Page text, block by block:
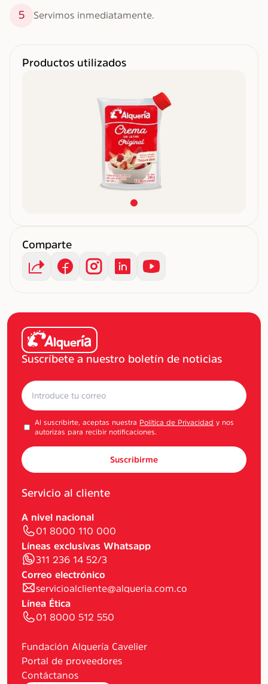
5 Servimos inmediatamente.
Productos utilizados
Comparte
Suscríbete a nuestro boletín de noticias
Al suscribirte, aceptas nuestra Política de Privacidad y nos
autorizas para recibir notificaciones.
Suscribirme
Servicio al cliente
A nivel nacional
01 8000 110 000
Líneas exclusivas Whatsapp
311 236 14 52/3
Correo electrónico
servicioalcliente@alqueria.com.co
Línea Ética
01 8000 512 550
Fundación Alquería Cavelier
Portal de proveedores
Contáctanos